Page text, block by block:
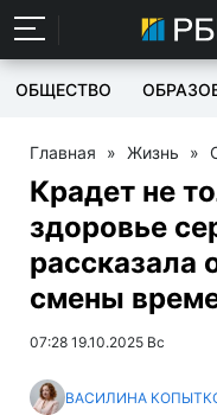
ОБЩЕСТВО
Главная » Жизнь »
Крадет не
здоровье
рассказала
смены
07:28 19.10.2025 Вс
ВАСИЛИНА